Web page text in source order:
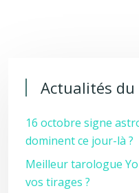
Actualités du
16 octobre signe
dominent ce jour-là ?
Meilleur tarologue
vos tirages ?